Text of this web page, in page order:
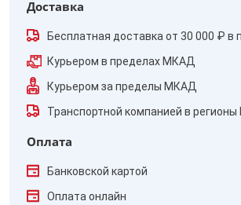
Доставка
Бесплатная доставка от 30 000 ₽ в
Курьером в пределах МКАД
Курьером за пределы МКАД
Транспортной компанией в регионы
Оплата
Банковской картой
Оплата онлайн